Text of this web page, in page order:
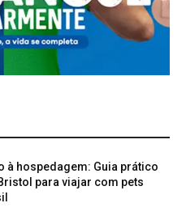
à hospedagem: Guia prático
para viajar com pets